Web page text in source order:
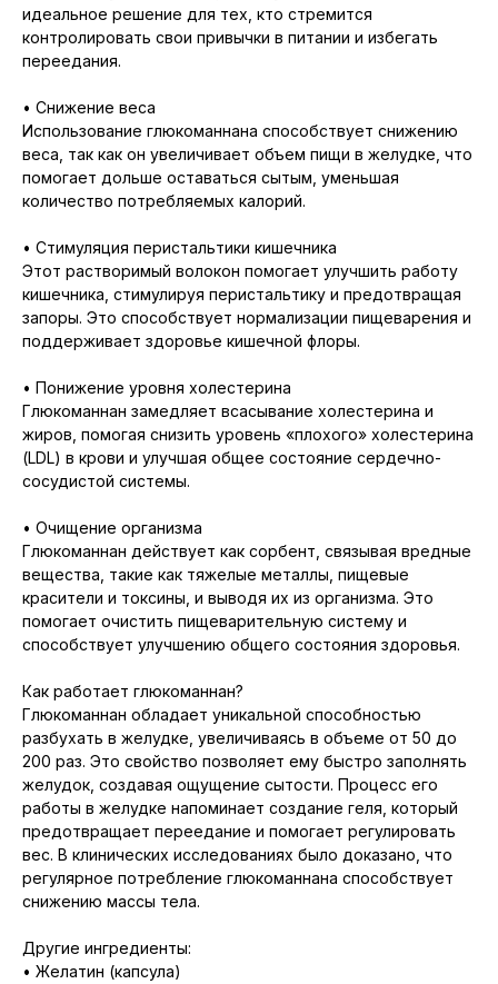
идеальное решение для тех, кто стремится
контролировать свои привычки в питании и избегать
переедания.
• Снижение веса
Использование глюкоманнана способствует снижению
веса, так как он увеличивает объем пищи в желудке, что
помогает дольше оставаться сытым, уменьшая
количество потребляемых калорий.
• Стимуляция перистальтики кишечника
Этот растворимый волокон помогает улучшить работу
кишечника, стимулируя перистальтику и предотвращая
запоры. Это способствует нормализации пищеварения и
поддерживает здоровье кишечной флоры.
• Понижение уровня холестерина
Глюкоманнан замедляет всасывание холестерина и
жиров, помогая снизить уровень «плохого» холестерина
(LDL) в крови и улучшая общее состояние сердечно-
сосудистой системы.
• Очищение организма
Глюкоманнан действует как сорбент, связывая вредные
вещества, такие как тяжелые металлы, пищевые
красители и токсины, и выводя их из организма. Это
помогает очистить пищеварительную систему и
способствует улучшению общего состояния здоровья.
Как работает глюкоманнан?
Глюкоманнан обладает уникальной способностью
разбухать в желудке, увеличиваясь в объеме от 50 до
200 раз. Это свойство позволяет ему быстро заполнять
желудок, создавая ощущение сытости. Процесс его
работы в желудке напоминает создание геля, который
предотвращает переедание и помогает регулировать
вес. В клинических исследованиях было доказано, что
регулярное потребление глюкоманнана способствует
снижению массы тела.
Другие ингредиенты:
• Желатин (капсула)